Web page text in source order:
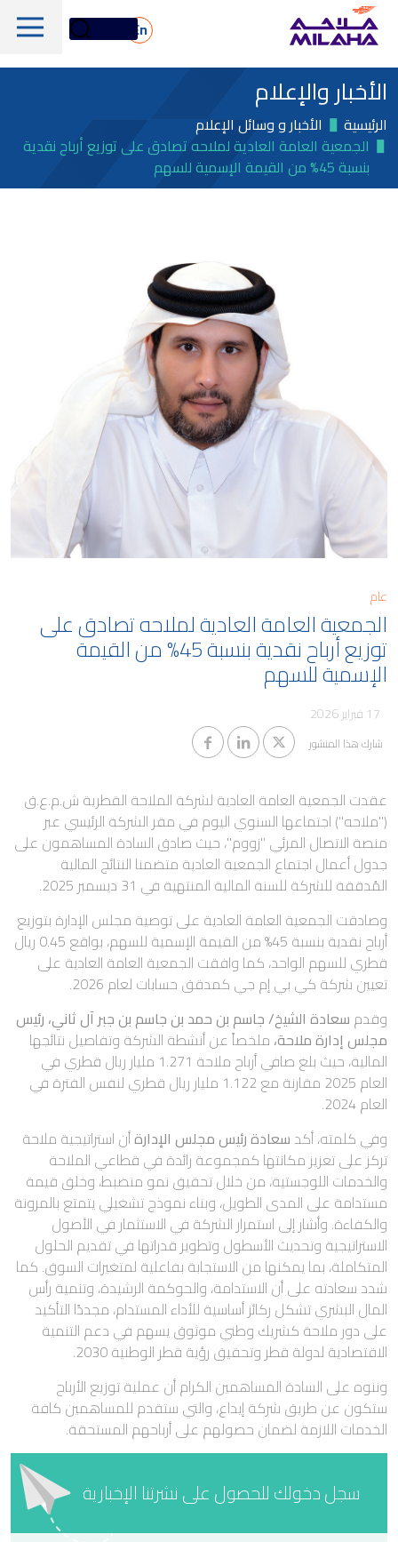
Skip to main content
En
الإدارة التنفيذية
القيم الجوهرية
الأسطول
الاستدامة
الخدمات البحرية واللوجستية
الخدمات البحرية والفنية
دعم المنصات البحرية
الغاز والبتروكيماويات
كابيتال
لمحة عامة
أسهم ملاحة
معلومات مالية
معلومات المساهمين والجمعية
العمومية
حوكمة الشركات
معلومات مفيدة
الأخبار والإعلام
مدونة
وظائف ملاحة
الوظائف البحرية
الأخبار والإعلام
الرئيسية
الأخبار و وسائل الإعلام
الجمعية العامة العادية لملاحه تصادق على توزيع أرباح نقدية
بنسبة 45% من القيمة الإسمية للسهم
عام
الجمعية العامة العادية لملاحه تصادق على
توزيع أرباح نقدية بنسبة 45% من القيمة
الإسمية للسهم
17 فبراير 2026
شارك هذا المنشور
عقدت الجمعية العامة العادية لشركة الملاحة القطرية ش.م.ع.ق
("ملاحه") اجتماعها السنوي اليوم في مقر الشركة الرئيسي عبر
منصة الاتصال المرئي "زووم"، حيث صادق السادة المساهمون على
جدول أعمال اجتماع الجمعية العادية متضمنا النتائج المالية
المُدققة للشركة للسنة المالية المنتهية في 31 ديسمبر 2025.
وصادقت الجمعية العامة العادية على توصية مجلس الإدارة بتوزيع
أرباح نقدية بنسبة 45% من القيمة الإسمية للسهم، بواقع 0.45 ريال
قطري للسهم الواحد، كما وافقت الجمعية العامة العادية على
تعيين شركة كي بي إم جي كمدقق حسابات لعام 2026.
وقدم سعادة الشيخ/ جاسم بن حمد بن جاسم بن جبر آل ثاني، رئيس
مجلس إدارة ملاحة، ملخصاً عن أنشطة الشركة وتفاصيل نتائجها
المالية، حيث بلغ صافي أرباح ملاحة 1.271 مليار ريال قطري في
العام 2025 مقارنة مع 1.122 مليار ريال قطري لنفس الفترة في
العام 2024.
وفي كلمته، أكدسعادة رئيس مجلس الإدارةأن استراتيجية ملاحة
تركز على تعزيز مكانتها كمجموعة رائدة في قطاعي الملاحة
والخدمات اللوجستية، من خلال تحقيق نمو منضبط، وخلق قيمة
مستدامة على المدى الطويل، وبناء نموذج تشغيلي يتمتع بالمرونة
والكفاءة. وأشار إلى استمرار الشركة في الاستثمار في الأصول
الاستراتيجية وتحديث الأسطول وتطوير قدراتها في تقديم الحلول
المتكاملة، بما يمكنها من الاستجابة بفاعلية لمتغيرات السوق. كما
شدد سعادته على أن الاستدامة، والحوكمة الرشيدة، وتنمية رأس
المال البشري تشكل ركائز أساسية للأداء المستدام، مجددًا التأكيد
على دور ملاحة كشريك وطني موثوق يسهم في دعم التنمية
الاقتصادية لدولة قطر وتحقيق رؤية قطر الوطنية 2030.
وننوه على السادة المساهمين الكرام أن عملية توزيع الأرباح
ستكون عن طريق شركة إيداع، والتي ستقدم للمساهمين كافة
الخدمات اللازمة لضمان حصولهم على أرباحهم المستحقة.
سجل دخولك للحصول على نشرتنا الإخبارية